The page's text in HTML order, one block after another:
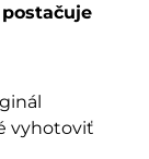
postačuje
vyhotoviť